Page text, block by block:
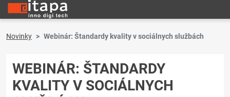
Novinky Webinár: Štandardy kvality v sociálnych službách
WEBINÁR: ŠTANDARDY
KVALITY V SOCIÁLNYCH